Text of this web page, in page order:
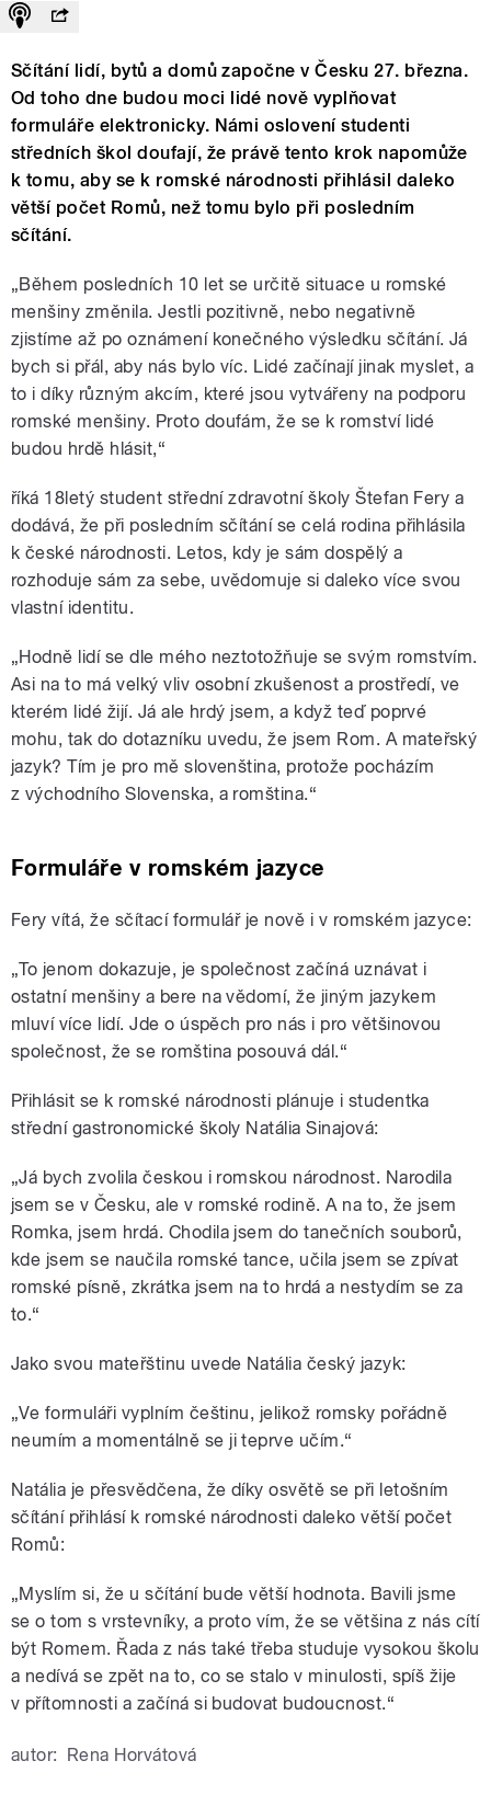
Sčítání lidí, bytů a domů započne v Česku 27. března.
Od toho dne budou moci lidé nově vyplňovat
formuláře elektronicky. Námi oslovení studenti
středních škol doufají, že právě tento krok napomůže
k tomu, aby se k romské národnosti přihlásil daleko
větší počet Romů, než tomu bylo při posledním
sčítání.
„Během posledních 10 let se určitě situace u romské
menšiny změnila. Jestli pozitivně, nebo negativně
zjistíme až po oznámení konečného výsledku sčítání. Já
bych si přál, aby nás bylo víc. Lidé začínají jinak myslet, a
to i díky různým akcím, které jsou vytvářeny na podporu
romské menšiny. Proto doufám, že se k romství lidé
budou hrdě hlásit,“
říká 18letý student střední zdravotní školy Štefan Fery a
dodává, že při posledním sčítání se celá rodina přihlásila
k české národnosti. Letos, kdy je sám dospělý a
rozhoduje sám za sebe, uvědomuje si daleko více svou
vlastní identitu.
„Hodně lidí se dle mého neztotožňuje se svým romstvím.
Asi na to má velký vliv osobní zkušenost a prostředí, ve
kterém lidé žijí. Já ale hrdý jsem, a když teď poprvé
mohu, tak do dotazníku uvedu, že jsem Rom. A mateřský
jazyk? Tím je pro mě slovenština, protože pocházím
z východního Slovenska, a romština.“
Formuláře v romském jazyce
Fery vítá, že sčítací formulář je nově i v romském jazyce:
„To jenom dokazuje, je společnost začíná uznávat i
ostatní menšiny a bere na vědomí, že jiným jazykem
mluví více lidí. Jde o úspěch pro nás i pro většinovou
společnost, že se romština posouvá dál.“
Přihlásit se k romské národnosti plánuje i studentka
střední gastronomické školy Natália Sinajová:
„Já bych zvolila českou i romskou národnost. Narodila
jsem se v Česku, ale v romské rodině. A na to, že jsem
Romka, jsem hrdá. Chodila jsem do tanečních souborů,
kde jsem se naučila romské tance, učila jsem se zpívat
romské písně, zkrátka jsem na to hrdá a nestydím se za
to.“
Jako svou mateřštinu uvede Natália český jazyk:
„Ve formuláři vyplním češtinu, jelikož romsky pořádně
neumím a momentálně se ji teprve učím.“
Natália je přesvědčena, že díky osvětě se při letošním
sčítání přihlásí k romské národnosti daleko větší počet
Romů:
„Myslím si, že u sčítání bude větší hodnota. Bavili jsme
se o tom s vrstevníky, a proto vím, že se většina z nás cítí
být Romem. Řada z nás také třeba studuje vysokou školu
a nedívá se zpět na to, co se stalo v minulosti, spíš žije
v přítomnosti a začíná si budovat budoucnost.“
autor: Rena Horvátová